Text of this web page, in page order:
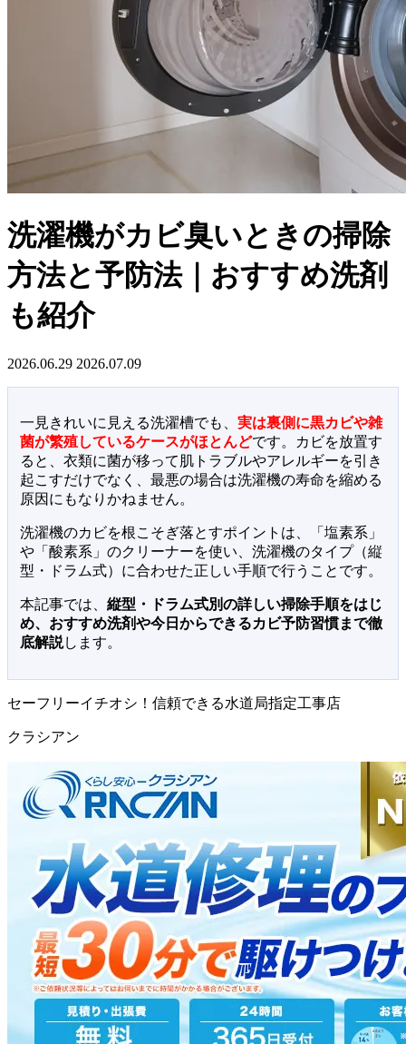
洗濯機がカビ臭いときの掃除
方法と予防法｜おすすめ洗剤
も紹介
2026.06.29 2026.07.09
一見きれいに見える洗濯槽でも、 実は裏側に黒カビや雑
菌が繁殖しているケースがほとんどです。カビを放置す
ると、衣類に菌が移って肌トラブルやアレルギーを引き
起こすだけでなく、最悪の場合は洗濯機の寿命を縮める
原因にもなりかねません。
洗濯機のカビを根こそぎ落とすポイントは、「塩素系」
や「酸素系」のクリーナーを使い、洗濯機のタイプ（縦
型・ドラム式）に合わせた正しい手順で行うことです。
本記事では、 縦型・ドラム式別の詳しい掃除手順をはじ
め、おすすめ洗剤や今日からできるカビ予防習慣まで徹
底解説します。
セーフリーイチオシ！信頼できる水道局指定工事店
クラシアン